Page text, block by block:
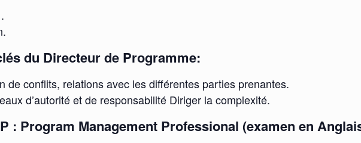
du Directeur de Programme:
de conflits, relations avec les différentes parties prenantes.
d’autorité et de responsabilité Diriger la complexité.
: Program Management Professional (examen en